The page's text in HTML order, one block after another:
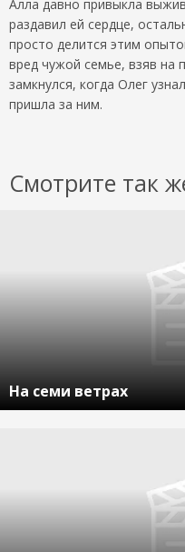
Алла давно привыкла
раздавил ей сердце,
просто делится этим
вред чужой семье, взяв на
замкнулся, когда Олег
пришла за ним.
Смотрите так
На семи ветрах